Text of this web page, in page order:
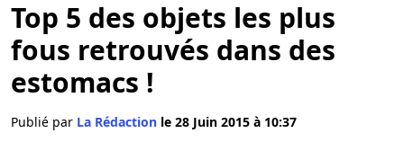
Top 5 des objets les plus
fous retrouvés dans des
estomacs !
Publié par La Rédaction le 28 Juin 2015 à 10:37